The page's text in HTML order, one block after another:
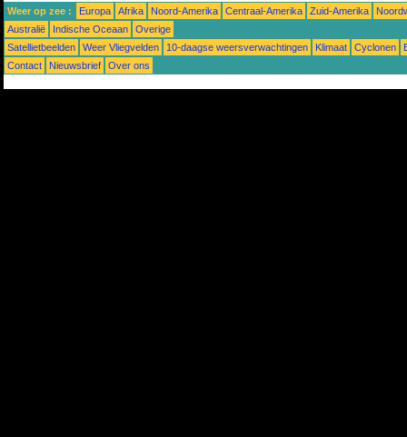
Weer op zee : Europa Afrika Noord-Amerika Centraal-Amerika Zuid-Amerika
Australië
Indische Oceaan
Overige
Satellietbeelden
Weer Vliegvelden 10-daagse weersverwachtingen Klimaat Cyclonen
Contact
Nieuwsbrief Over ons